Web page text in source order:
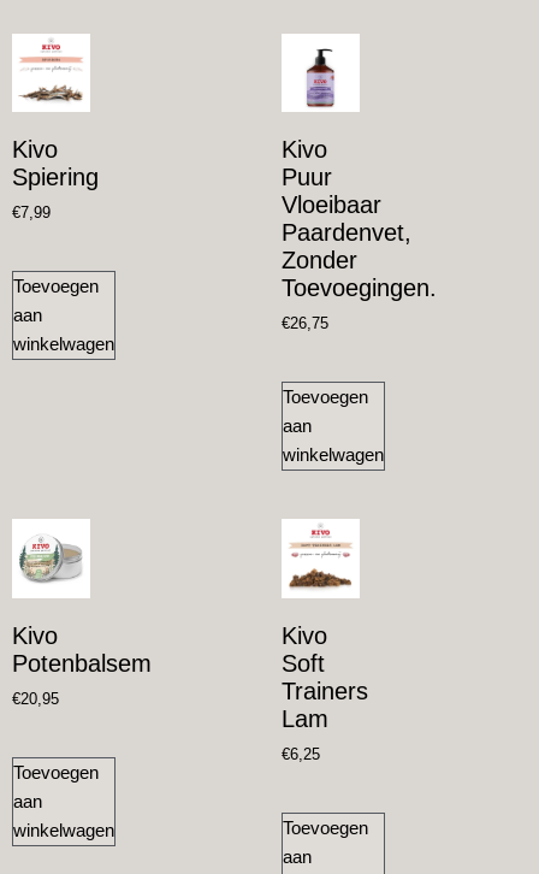
Kivo
Spiering
€7,99
Toevoegen
aan
winkelwagen
Kivo
Puur
Vloeibaar
Paardenvet,
Zonder
Toevoegingen.
€26,75
Toevoegen
aan
winkelwagen
Kivo
Potenbalsem
€20,95
Toevoegen
aan
winkelwagen
Kivo
Soft
Trainers
Lam
€6,25
Toevoegen
aan